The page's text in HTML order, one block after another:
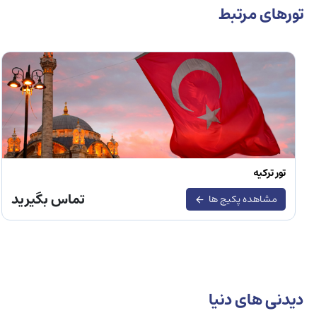
تورهای مرتبط
تور ترکیه
مشاهده پکیج ها
تماس بگیرید
دیدنی های دنیا